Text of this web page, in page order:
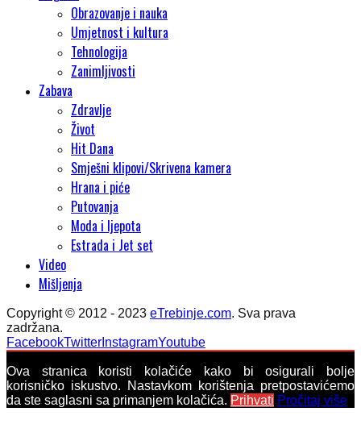
Obrazovanje i nauka
Umjetnost i kultura
Tehnologija
Zanimljivosti
Zabava
Zdravlje
Život
Hit Dana
Smješni klipovi/Skrivena kamera
Hrana i piće
Putovanja
Moda i ljepota
Estrada i Jet set
Video
Mišljenja
Copyright © 2012 - 2023 eTrebinje.com. Sva prava
zadržana.
FacebookTwitter InstagramYoutube
Ova stranica koristi kolačiće kako bi osigurali bolje
korisničko iskustvo. Nastavkom korištenja pretpostavićemo
da ste saglasni sa primanjem kolačića. Prihvati Pročitaj više